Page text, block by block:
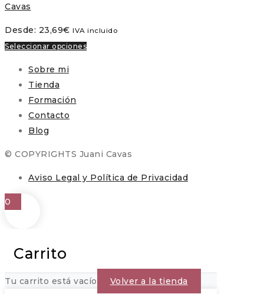
Cavas
Desde: 23,69€ IVA incluido
Seleccionar opciones
Sobre mi
Tienda
Formación
Contacto
Blog
© COPYRIGHTS Juani Cavas
Aviso Legal y Política de Privacidad
0
Carrito
Tu carrito está vacío Volver a la tienda